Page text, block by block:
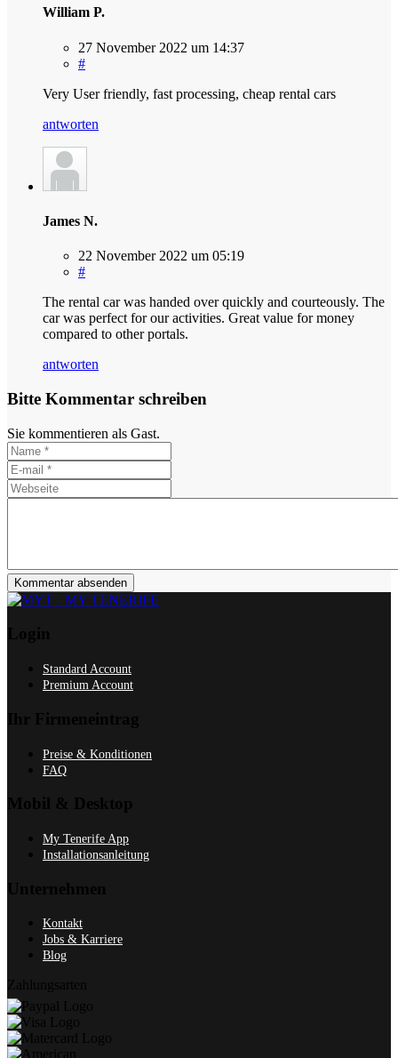
William P.
27 November 2022 um 14:37
#
Very User friendly, fast processing, cheap rental cars
antworten
James N.
22 November 2022 um 05:19
#
The rental car was handed over quickly and courteously. The
car was perfect for our activities. Great value for money
compared to other portals.
antworten
Bitte Kommentar schreiben
Sie kommentieren als Gast.
Kommentar absenden
Standard Account
Premium Account
Preise & Konditionen
FAQ
My Tenerife App
Installationsanleitung
Kontakt
Jobs & Karriere
Blog